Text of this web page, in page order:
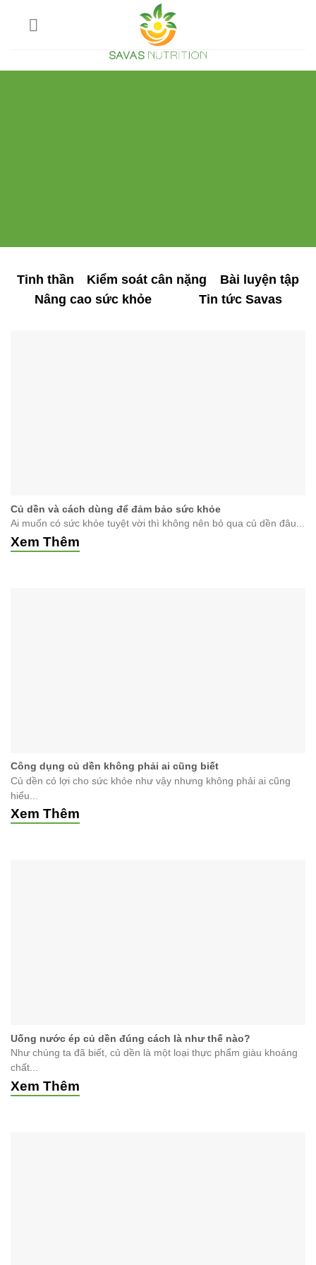
Tinh thần Kiểm soát cân nặng
Bài luyện tập
Nâng cao sức khỏe
Tin tức Savas
Củ dền và cách dùng để đảm bảo sức khỏe
Ai muốn có sức khỏe tuyệt vời thì không nên bỏ qua củ dền đâu...
Xem Thêm
Công dụng củ dền không phải ai cũng biết
Củ dền có lợi cho sức khỏe như vậy nhưng không phải ai cũng
hiểu...
Xem Thêm
Uống nước ép củ dền đúng cách là như thế nào?
Như chúng ta đã biết, củ dền là một loại thực phẩm giàu khoáng
chất...
Xem Thêm